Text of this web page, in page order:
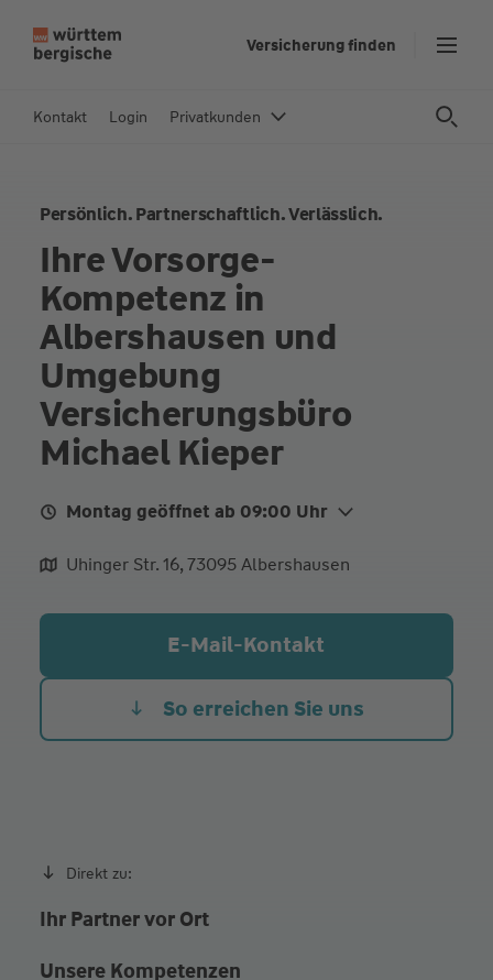
In
Versicherung finden
Kontakt Login Privatkunden
Persönlich. Partnerschaftlich. Verlässlich.
Ihre Vorsorge-
Kompetenz in
Albershausen und
Umgebung
Versicherungsbüro
Michael Kieper
Montag geöffnet ab 09:00 Uhr
Mo.
09:00 - 12:00
15:00 - 17:30
09:00 - 12:00
Beratung auch nach persönlicher Vereinbarung
Uhinger Str. 16, 73095 Albershausen
E-Mail-Kontakt
So erreichen Sie uns
Direkt zu:
Ihr Partner vor Ort
Unsere Kompetenzen